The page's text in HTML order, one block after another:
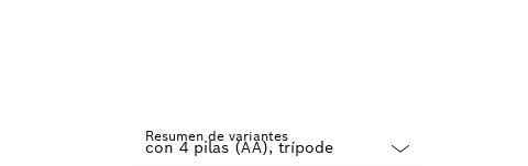
Resumen de variantes